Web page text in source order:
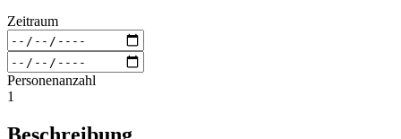
Zeitraum
Personenanzahl
1